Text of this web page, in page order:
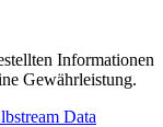
Informationen
Gewährleistung.
Data